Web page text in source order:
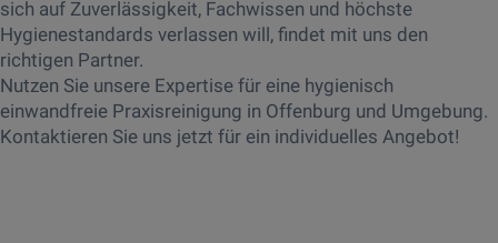
sich auf Zuverlässigkeit, Fachwissen und höchste
Hygienestandards verlassen will, findet mit uns den
richtigen Partner.
Nutzen Sie unsere Expertise für eine hygienisch
einwandfreie Praxisreinigung in Offenburg und Umgebung.
Kontaktieren Sie uns jetzt für ein individuelles Angebot!